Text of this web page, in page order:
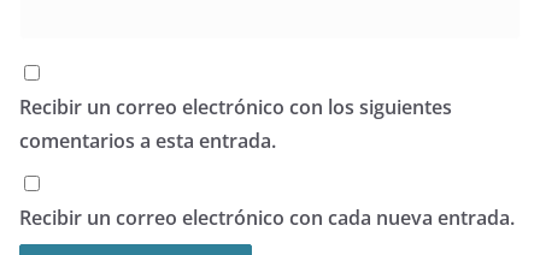
Recibir un correo electrónico con los siguientes
comentarios a esta entrada.
Recibir un correo electrónico con cada nueva entrada.